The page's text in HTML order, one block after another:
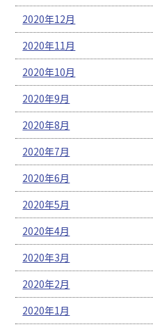
2020年12月
2020年11月
2020年10月
2020年9月
2020年8月
2020年7月
2020年6月
2020年5月
2020年4月
2020年3月
2020年2月
2020年1月